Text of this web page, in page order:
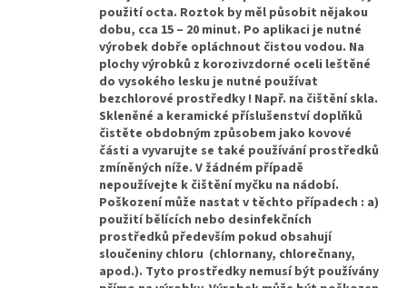
použití octa. Roztok by měl působit nějakou
dobu, cca 15 – 20 minut. Po aplikaci je nutné
výrobek dobře opláchnout čistou vodou. Na
plochy výrobků z korozivzdorné oceli leštěné
do vysokého lesku je nutné používat
bezchlorové prostředky ! Např. na čištění skla.
Skleněné a keramické příslušenství doplňků
čistěte obdobným způsobem jako kovové
části a vyvarujte se také používání prostředků
zmíněných níže. V žádném případě
nepoužívejte k čištění myčku na nádobí.
Poškození může nastat v těchto případech : a)
použití bělících nebo desinfekčních
prostředků především pokud obsahují
sloučeniny chloru (chlornany, chlorečnany,
apod.). Tyto prostředky nemusí být používány